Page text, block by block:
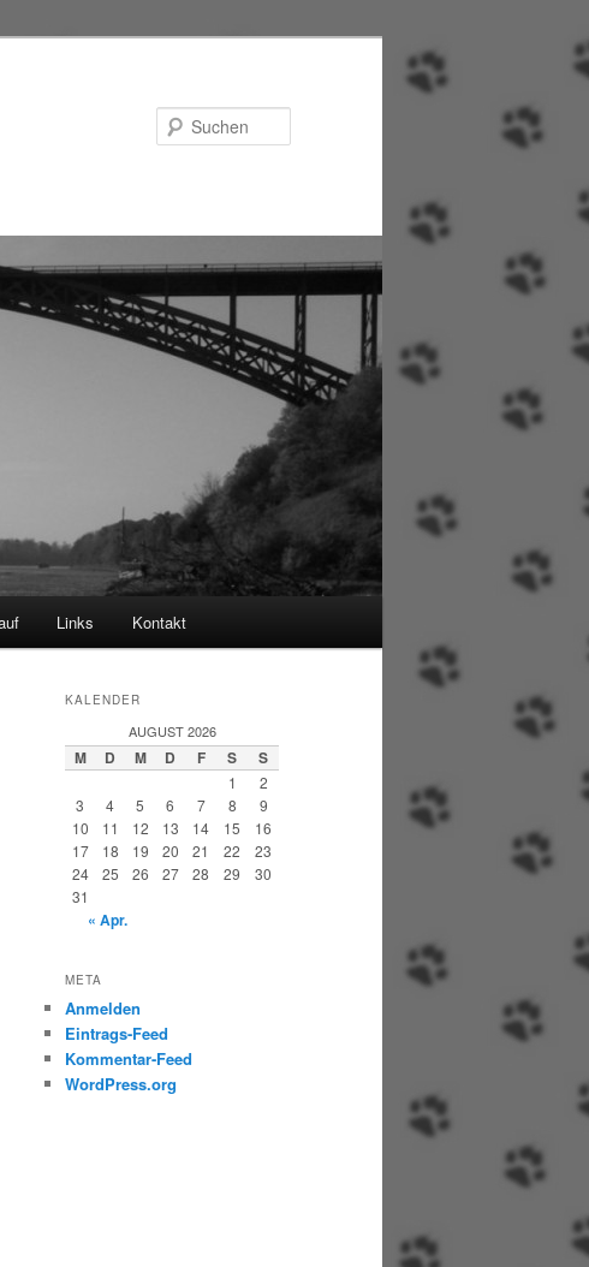
Links Kontakt
KALENDER
AUGUST 2026
M D M D F S S
1
2
3
4 5 6 7 8
9
10
11 12 13 14 15
16
17
18 19 20 21 22
23
24
25 26 27 28 29
30
31
« Apr.
META
Anmelden
Eintrags-Feed
Kommentar-Feed
WordPress.org